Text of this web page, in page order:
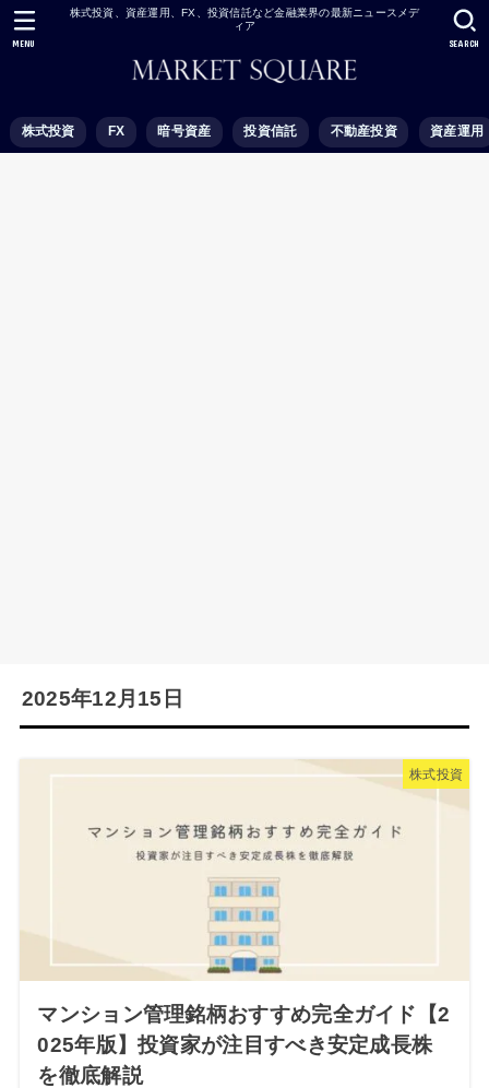
株式投資、資産運用、FX、投資信託など金融業界の最新ニュースメデ
ィア
株式投資 FX 暗号資産 投資信託 不動産投資 資産運用
SEARCH
MENU
2025年12月15日
株式投資
マンション管理銘柄おすすめ完全ガイド【2
025年版】投資家が注目すべき安定成長株
を徹底解説